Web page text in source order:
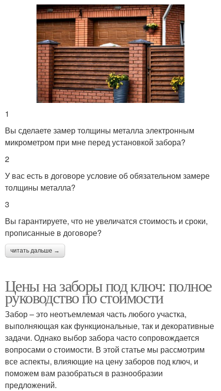
1
Вы сделаете замер толщины металла электронным
микрометром при мне перед установкой забора?
2
У вас есть в договоре условие об обязательном замере
толщины металла?
3
Вы гарантируете, что не увеличатся стоимость и сроки,
прописанные в договоре?
читать дальше →
Цены на заборы под ключ: полное
руководство по стоимости
Забор – это неотъемлемая часть любого участка,
выполняющая как функциональные, так и декоративные
задачи. Однако выбор забора часто сопровождается
вопросами о стоимости. В этой статье мы рассмотрим
все аспекты, влияющие на цену заборов под ключ, и
поможем вам разобраться в разнообразии
предложений.